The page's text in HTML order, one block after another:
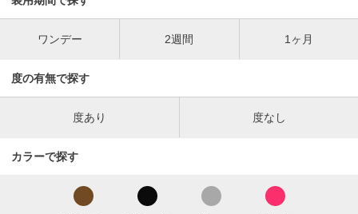
ワンデー 2週間 1ヶ月
度の有無で探す
度あり 度なし
カラーで探す